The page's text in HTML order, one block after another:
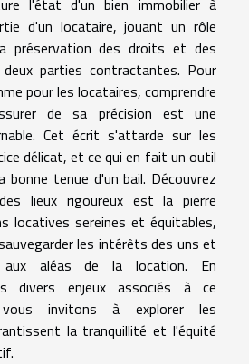
l'état d'un bien immobilier à
d'un locataire, jouant un rôle
préservation des droits et des
parties contractantes. Pour
pour les locataires, comprendre
de sa précision est une
Cet écrit s'attarde sur les
délicat, et ce qui en fait un outil
bonne tenue d'un bail. Découvrez
lieux rigoureux est la pierre
locatives sereines et équitables,
les intérêts des uns et
aléas de la location. En
divers enjeux associés à ce
invitons à explorer les
la tranquillité et l'équité